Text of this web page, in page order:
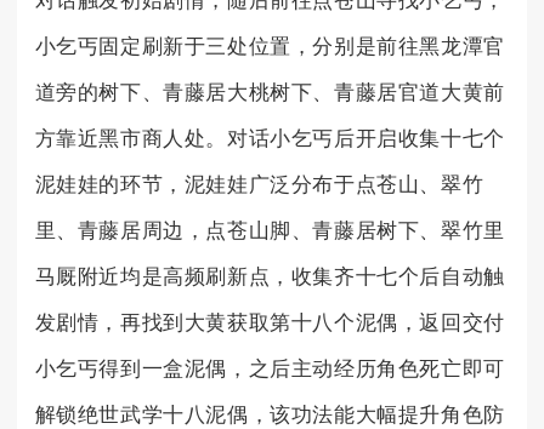
小乞丐固定刷新于三处位置，分别是前往黑龙潭官
道旁的树下、青藤居大桃树下、青藤居官道大黄前
方靠近黑市商人处。对话小乞丐后开启收集十七个
泥娃娃的环节，泥娃娃广泛分布于点苍山、翠竹
里、青藤居周边，点苍山脚、青藤居树下、翠竹里
马厩附近均是高频刷新点，收集齐十七个后自动触
发剧情，再找到大黄获取第十八个泥偶，返回交付
小乞丐得到一盒泥偶，之后主动经历角色死亡即可
解锁绝世武学十八泥偶，该功法能大幅提升角色防